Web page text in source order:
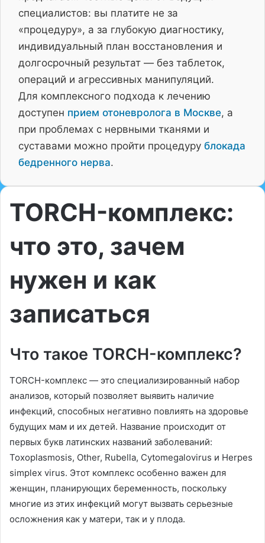
специалистов: вы платите не за
«процедуру», а за глубокую диагностику,
индивидуальный план восстановления и
долгосрочный результат — без таблеток,
операций и агрессивных манипуляций.
Для комплексного подхода к лечению
доступен прием отоневролога в Москве, а
при проблемах с нервными тканями и
суставами можно пройти процедуру блокада
бедренного нерва.
TORCH-комплекс:
что это, зачем
нужен и как
записаться
Что такое TORCH-комплекс?
TORCH-комплекс — это специализированный набор
анализов, который позволяет выявить наличие
инфекций, способных негативно повлиять на здоровье
будущих мам и их детей. Название происходит от
первых букв латинских названий заболеваний:
Toxoplasmosis, Other, Rubella, Cytomegalovirus и Herpes
simplex virus. Этот комплекс особенно важен для
женщин, планирующих беременность, поскольку
многие из этих инфекций могут вызвать серьезные
осложнения как у матери, так и у плода.